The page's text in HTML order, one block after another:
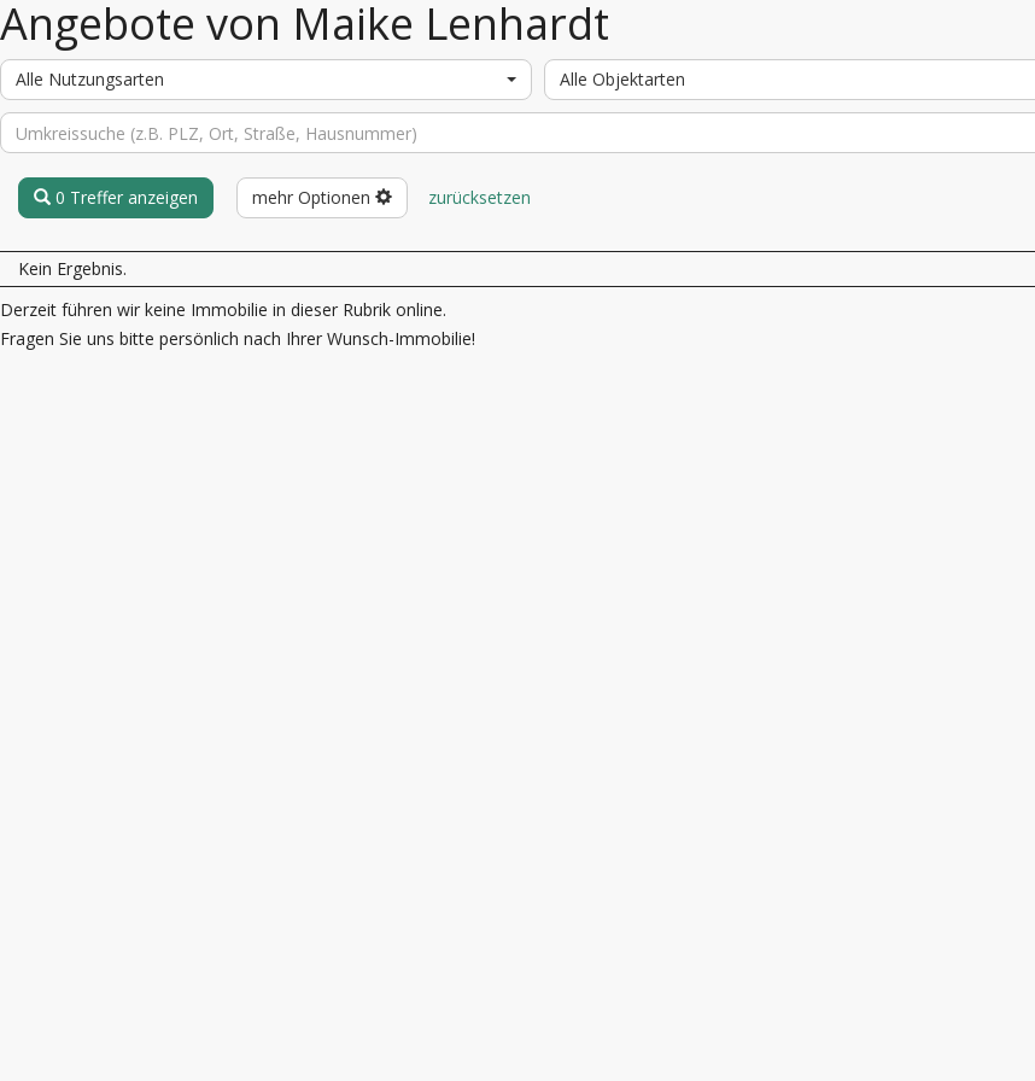
Angebote von Maike Lenhardt
Alle Nutzungsarten Alle Objektarten
0 Treffer anzeigen mehr Optionen zurücksetzen
Kein Ergebnis.
Derzeit führen wir keine Immobilie in dieser Rubrik online.
Fragen Sie uns bitte persönlich nach Ihrer Wunsch-Immobilie!